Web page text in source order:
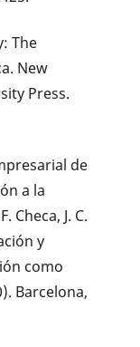
The
New
Press.
de
a la
Checa, J. C.
y
como
Barcelona,